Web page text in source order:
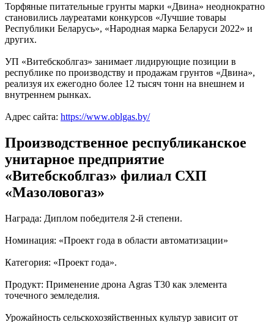
Торфяные питательные грунты марки «Двина» неоднократно
становились лауреатами конкурсов «Лучшие товары
Республики Беларусь», «Народная марка Беларуси 2022» и
других.
УП «Витебскоблгаз» занимает лидирующие позиции в
республике по производству и продажам грунтов «Двина»,
реализуя их ежегодно более 12 тысяч тонн на внешнем и
внутреннем рынках.
Адрес сайта: https://www.oblgas.by/
Производственное республиканское
унитарное предприятие
«Витебскоблгаз» филиал СХП
«Мазоловогаз»
Награда: Диплом победителя 2-й степени.
Номинация: «Проект года в области автоматизации»
Категория: «Проект года».
Продукт: Применение дрона Agras T30 как элемента
точечного земледелия.
Урожайность сельскохозяйственных культур зависит от